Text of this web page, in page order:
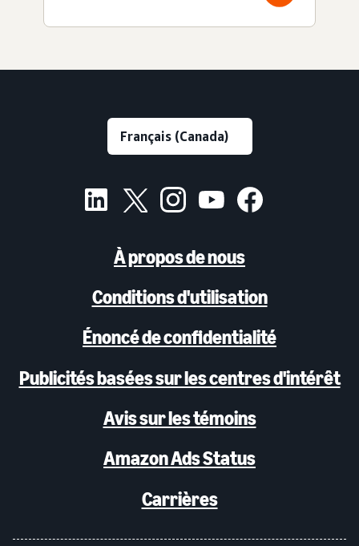
À propos de nous
Conditions d'utilisation
Énoncé de confidentialité
Publicités basées sur les centres d'intérêt
Avis sur les témoins
Amazon Ads Status
Carrières